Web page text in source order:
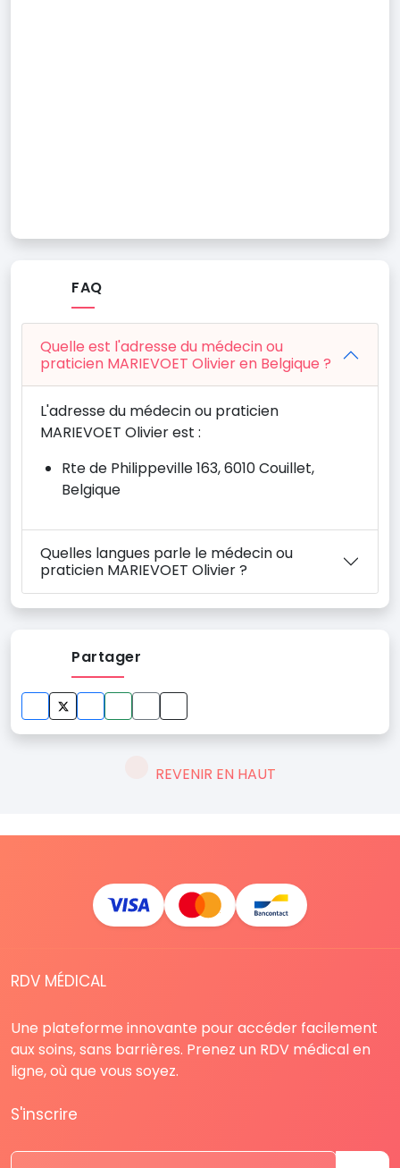
FAQ
Quelle est l'adresse du médecin ou
praticien MARIEVOET Olivier en Belgique ?
L'adresse du médecin ou praticien
MARIEVOET Olivier est :
Rte de Philippeville 163, 6010 Couillet,
Belgique
Quelles langues parle le médecin ou
praticien MARIEVOET Olivier ?
Partager
REVENIR EN HAUT
RDV MÉDICAL
Une plateforme innovante pour accéder facilement
aux soins, sans barrières. Prenez un RDV médical en
ligne, où que vous soyez.
S'inscrire